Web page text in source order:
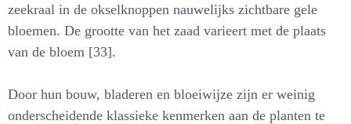
zeekraal in de okselknoppen nauwelijks zichtbare gele
bloemen. De grootte van het zaad varieert met de plaats
van de bloem [33].
Door hun bouw, bladeren en bloeiwijze zijn er weinig
onderscheidende klassieke kenmerken aan de planten te